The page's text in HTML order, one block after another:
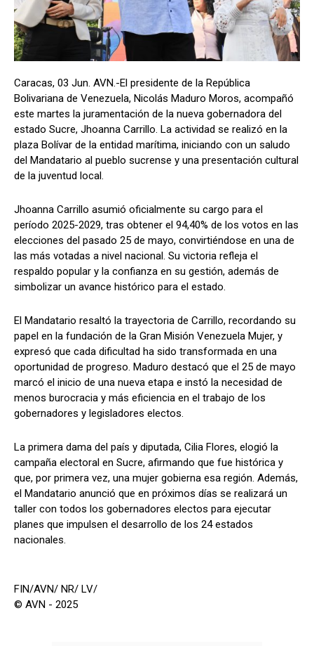
Caracas, 03 Jun. AVN.-El presidente de la República
Bolivariana de Venezuela, Nicolás Maduro Moros, acompañó
este martes la juramentación de la nueva gobernadora del
estado Sucre, Jhoanna Carrillo. La actividad se realizó en la
plaza Bolívar de la entidad marítima, iniciando con un saludo
del Mandatario al pueblo sucrense y una presentación cultural
de la juventud local.
Jhoanna Carrillo asumió oficialmente su cargo para el
período 2025-2029, tras obtener el 94,40% de los votos en las
elecciones del pasado 25 de mayo, convirtiéndose en una de
las más votadas a nivel nacional. Su victoria refleja el
respaldo popular y la confianza en su gestión, además de
simbolizar un avance histórico para el estado.
El Mandatario resaltó la trayectoria de Carrillo, recordando su
papel en la fundación de la Gran Misión Venezuela Mujer, y
expresó que cada dificultad ha sido transformada en una
oportunidad de progreso. Maduro destacó que el 25 de mayo
marcó el inicio de una nueva etapa e instó la necesidad de
menos burocracia y más eficiencia en el trabajo de los
gobernadores y legisladores electos.
La primera dama del país y diputada, Cilia Flores, elogió la
campaña electoral en Sucre, afirmando que fue histórica y
que, por primera vez, una mujer gobierna esa región. Además,
el Mandatario anunció que en próximos días se realizará un
taller con todos los gobernadores electos para ejecutar
planes que impulsen el desarrollo de los 24 estados
nacionales.
FIN/AVN/ NR/ LV/
© AVN - 2025